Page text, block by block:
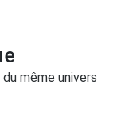
même univers